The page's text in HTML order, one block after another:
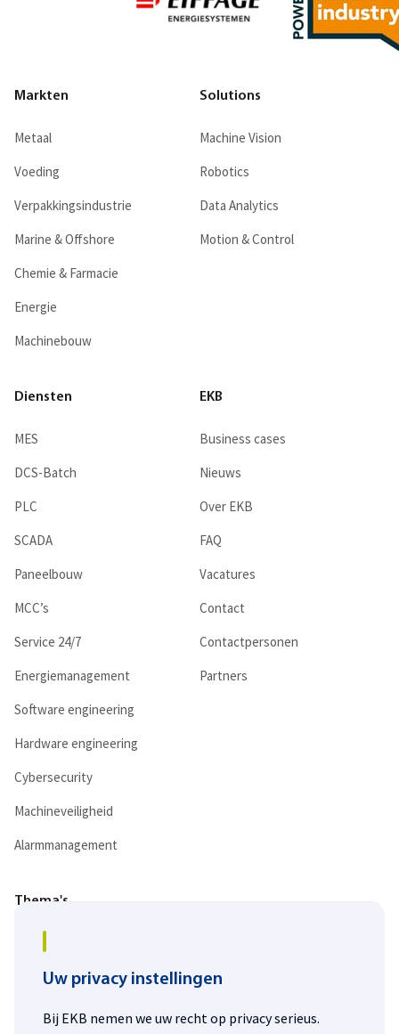
Markten
Metaal
Voeding
Verpakkingsindustrie
Marine & Offshore
Chemie & Farmacie
Energie
Machinebouw
Solutions
Machine Vision
Robotics
Data Analytics
Motion & Control
Diensten
MES
DCS-Batch
PLC
SCADA
Paneelbouw
MCC’s
Service 24/7
Energiemanagement
Software engineering
Hardware engineering
Cybersecurity
Machineveiligheid
Alarmmanagement
EKB
Business cases
Nieuws
Over EKB
FAQ
Vacatures
Contact
Contactpersonen
Partners
Thema's
Duurzaamheid
Energietransitie
Uw privacy instellingen
Bij EKB nemen we uw recht op privacy serieus.